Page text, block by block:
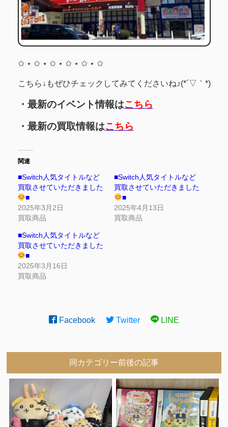
✩ ⋆ ✩ ⋆ ✩ ⋆ ✩ ⋆ ✩ ⋆ ✩
こちら↓もぜひチェックしてみてくださいね♪(*´▽｀*)
・最新のイベント情報はこちら
・最新の買取情報はこちら
関連
■Switch人気タイトルなど
買取させていただきました
■
2025年3月2日
買取商品
■Switch人気タイトルなど
買取させていただきました
■
2025年4月13日
買取商品
■Switch人気タイトルなど
買取させていただきました
■
2025年3月16日
買取商品
Facebook Twitter LINE
同カテゴリー前後の記事